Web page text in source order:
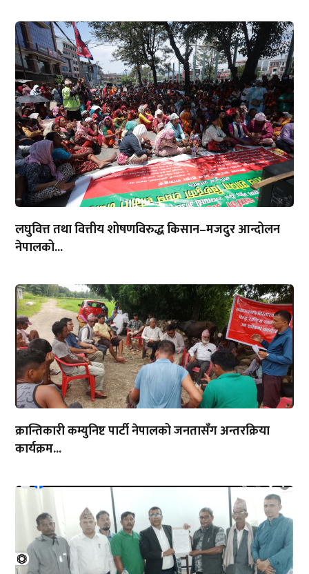
लघुवित्त तथा वित्तीय शोषणविरुद्ध किसान–मजदुर आन्दोलन
नेपालको...
क्रान्तिकारी कम्युनिष्ट पार्टी नेपालको जनतासँग अन्तरक्रिया
कार्यक्रम...